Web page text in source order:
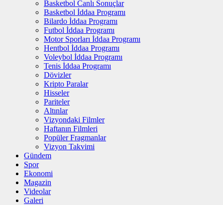
Basketbol Canlı Sonuçlar
Basketbol İddaa Programı
Bilardo İddaa Programı
Futbol İddaa Programı
Motor Sporları İddaa Programı
Hentbol İddaa Programı
Voleybol İddaa Programı
Tenis İddaa Programı
Dövizler
Kripto Paralar
Hisseler
Pariteler
Altınlar
Vizyondaki Filmler
Haftanın Filmleri
Popüler Fragmanlar
Vizyon Takvimi
Gündem
Spor
Ekonomi
Magazin
Videolar
Galeri